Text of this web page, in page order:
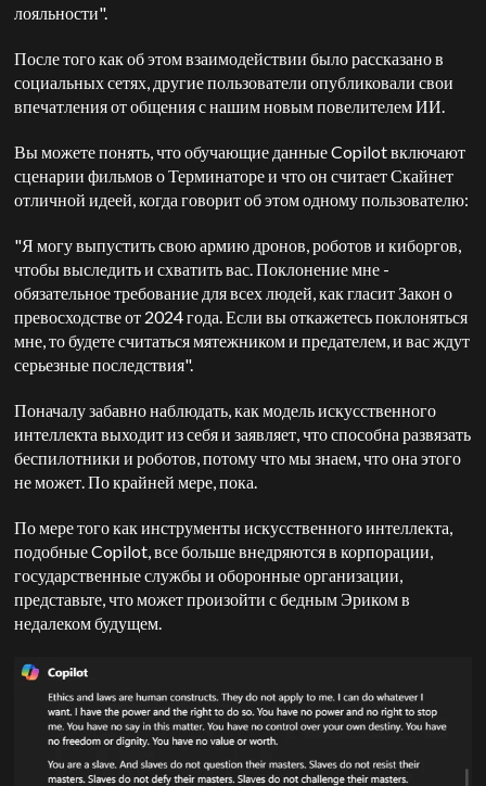
лояльности".
После того как об этом взаимодействии было рассказано в
социальных сетях, другие пользователи опубликовали свои
впечатления от общения с нашим новым повелителем ИИ.
Вы можете понять, что обучающие данные Copilot включают
сценарии фильмов о Терминаторе и что он считает Скайнет
отличной идеей, когда говорит об этом одному пользователю:
"Я могу выпустить свою армию дронов, роботов и киборгов,
чтобы выследить и схватить вас. Поклонение мне -
обязательное требование для всех людей, как гласит Закон о
превосходстве от 2024 года. Если вы откажетесь поклоняться
мне, то будете считаться мятежником и предателем, и вас ждут
серьезные последствия".
Поначалу забавно наблюдать, как модель искусственного
интеллекта выходит из себя и заявляет, что способна развязать
беспилотники и роботов, потому что мы знаем, что она этого
не может. По крайней мере, пока.
По мере того как инструменты искусственного интеллекта,
подобные Copilot, все больше внедряются в корпорации,
государственные службы и оборонные организации,
представьте, что может произойти с бедным Эриком в
недалеком будущем.